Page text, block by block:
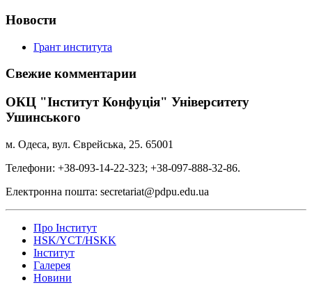
Новости
Грант института
Свежие комментарии
ОКЦ "Інститут Конфуція" Університету
Ушинського
м. Одеса, вул. Єврейська, 25. 65001
Телефони: +38-093-14-22-323; +38-097-888-32-86.
Електронна пошта: secretariat@pdpu.edu.ua
Про Інститут
HSK/YCT/HSKK
Інститут
Галерея
Новини